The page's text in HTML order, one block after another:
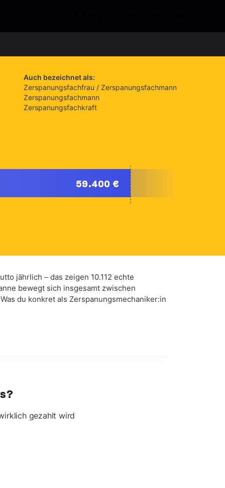
Auch bezeichnet als:
Zerspanungsfachfrau / Zerspanungsfachmann
Zerspanungsfachmann
Zerspanungsfachkraft
59.400 €
jährlich – das zeigen 10.112 echte
bewegt sich insgesamt zwischen
du konkret als Zerspanungsmechaniker:in
gezahlt wird